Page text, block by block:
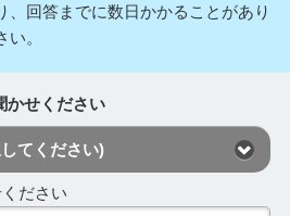
回答までに数日かかることがあり
。
かせください
てください)
ださい